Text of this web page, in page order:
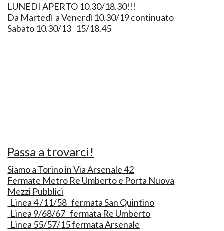
LUNEDI APERTO 10.30/18.30!!!
Da Martedì a Venerdì 10.30/19 continuato
Sabato 10.30/13 15/18.45
Passa a trovarci!
Siamo a Torino in Via Arsenale 42
Fermate Metro Re Umberto e Porta Nuova
Mezzi Pubblici
Linea 4 /11/58 fermata San Quintino
Linea 9/68/67 fermata Re Umberto
Linea 55/57/15 fermata Arsenale